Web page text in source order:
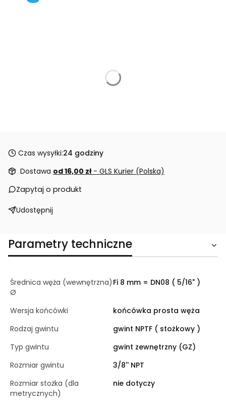
Czas wysyłki:24 godziny
Dostawa od 16,00 zł - GLS Kurier (Polska)
Zapytaj o produkt
Udostępnij
Parametry techniczne
Średnica węża (wewnętrzna)
Ø
Fi 8 mm = DN08 ( 5/16" )
Wersja końcówki
końcówka prosta węża
Rodzaj gwintu
gwint NPTF ( stożkowy )
Typ gwintu
gwint zewnętrzny (GZ)
Rozmiar gwintu
3/8'' NPT
Rozmiar stożka (dla
metrycznych)
nie dotyczy